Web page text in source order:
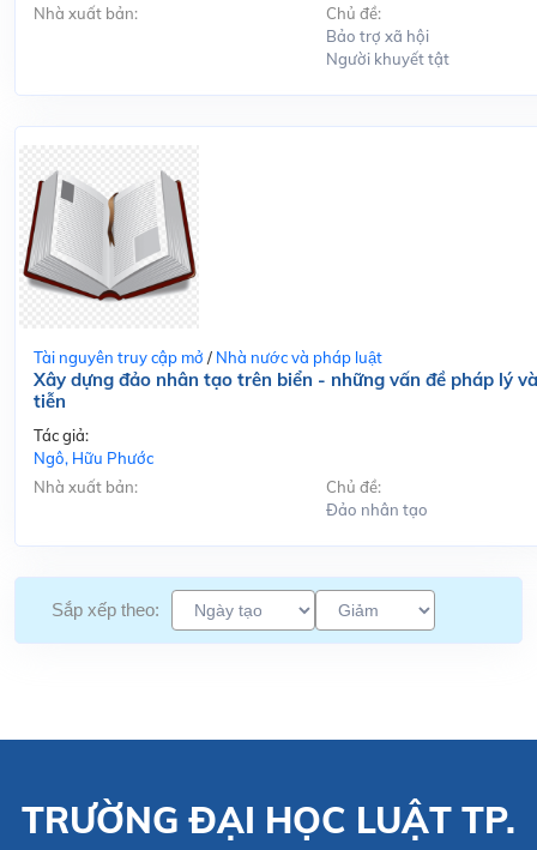
Nhà xuất bản:
Chủ đề:
Bảo trợ xã hội
Người khuyết tật
Tài nguyên truy cập mở / Nhà nước và pháp luật
Xây dựng đảo nhân tạo trên biển - những vấn đề pháp lý
tiễn
Tác giả:
Ngô, Hữu Phước
Nhà xuất bản:
Chủ đề:
Đảo nhân tạo
Sắp xếp theo:
TRƯỜNG ĐẠI HỌC LUẬT TP.